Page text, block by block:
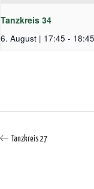
Tanzkreis 34
6. August | 17:45 - 18:45
Tanzkreis 27